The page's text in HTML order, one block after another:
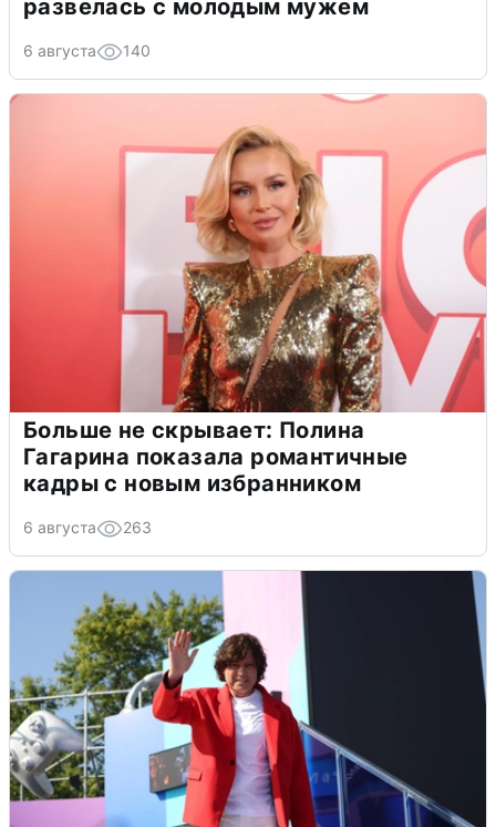
развелась с молодым мужем
6 августа 140
Больше не скрывает: Полина
Гагарина показала романтичные
кадры с новым избранником
6 августа 263